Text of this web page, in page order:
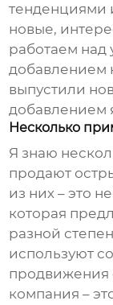
тенденциями
новые,
работаем
добавлением
выпустили
добавлением
Несколько
Я знаю
продают
из них – это
которая
разной
используют
продвижения
компания –